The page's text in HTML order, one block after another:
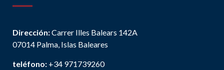
Dirección:Carrer Illes Balears 142A
07014 Palma, Islas Baleares
teléfono: +34 971739260